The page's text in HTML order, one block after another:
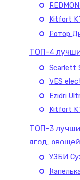
Kitfort
Ротор
ТОП-4
Scarlett
VES
Ezidri
Kitfort
ТОП-3
ягод,
УЗБИ